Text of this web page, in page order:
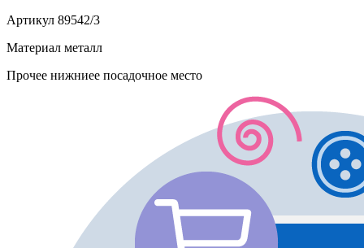
Артикул 89542/3
Материал металл
Прочее нижниее посадочное место